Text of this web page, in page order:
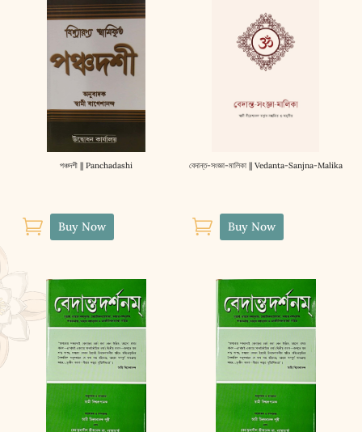
পঞ্চদশী || Panchadashi
 Buy Now
বেদান্ত-সংজ্ঞা-মালিকা || Vedanta-Sanjna-Malika
 Buy Now